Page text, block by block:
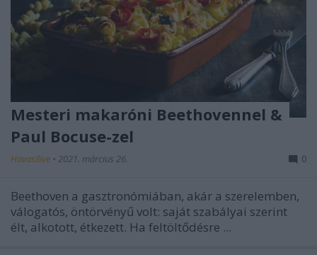
Mesteri makaróni Beethovennel &
Paul Bocuse-zel
Havasilive • 2021. március 26. 0
Beethoven a gasztronómiában, akár a szerelemben,
válogatós, öntörvényű volt: saját szabályai szerint
élt, alkotott, étkezett. Ha feltöltődésre ...